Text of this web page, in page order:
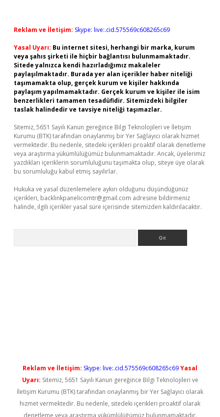
Reklam ve İletişim: Skype: live:.cid.575569c608265c69
Yasal Uyarı: Bu internet sitesi, herhangi bir marka, kurum
veya şahıs şirketi ile hiçbir bağlantısı bulunmamaktadır.
Sitede yalnızca kendi hazırladığımız makaleler
paylaşılmaktadır. Burada yer alan içerikler haber niteliği
taşımamakta olup, gerçek kurum ve kişiler hakkında
paylaşım yapılmamaktadır. Gerçek kurum ve kişiler ile isim
benzerlikleri tamamen tesadüfidir. Sitemizdeki bilgiler
taslak halindedir ve tavsiye niteliği taşımazlar.
Sitemiz, 5651 Sayılı Kanun gereğince Bilgi Teknolojileri ve İletişim
Kurumu (BTK) tarafından onaylanmış bir Yer Sağlayıcı olarak hizmet
vermektedir. Bu nedenle, sitedeki içerikleri proaktif olarak denetleme
veya araştırma yükümlülüğümüz bulunmamaktadır. Ancak, üyelerimiz
yazdıkları içeriklerin sorumluluğunu taşımakta olup, siteye üye olarak
bu sorumluluğu kabul etmiş sayılırlar.
Hukuka ve yasal düzenlemelere aykırı olduğunu düşündüğünüz
içerikleri, backlinkpanelicomtr@gmail.com adresine bildirmeniz
halinde, ilgili içerikler yasal süre içerisinde sitemizden kaldırılacaktır.
Reklam ve İletişim: Skype: live:.cid.575569c608265c69Yasal
Uyarı: Sitemiz, 5651 Sayılı Kanun gereğince Bilgi Teknolojileri ve
İletişim Kurumu (BTK) tarafından onaylanmış bir Yer Sağlayıcı olarak
hizmet vermektedir. Bu nedenle, sitedeki içerikleri proaktif olarak
denetleme veya araştırma yükümlülüğümüz bulunmamaktadır.